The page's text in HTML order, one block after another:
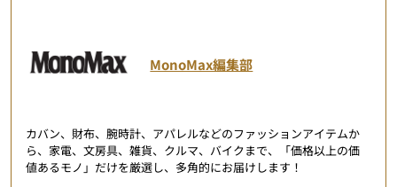
MonoMax編集部
カバン、財布、腕時計、アパレルなどのファッションアイテムか
ら、家電、文房具、雑貨、クルマ、バイクまで、「価格以上の価
値あるモノ」だけを厳選し、多角的にお届けします！